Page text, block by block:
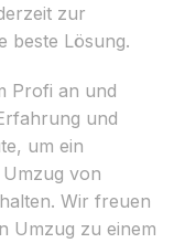
zur
beste Lösung.
Profi an und
und
um ein
von
Wir freuen
Umzug zu einem